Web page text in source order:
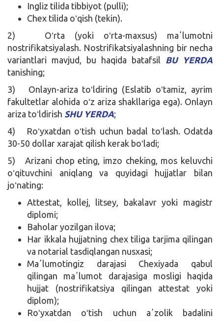
Ingliz tilida tibbiyot (pulli);
Chex tilida oʻqish (tekin).
2) Oʻrta (yoki oʻrta-maxsus) maʼlumotni
nostrifikatsiyalash. Nostrifikatsiyalashning bir necha
variantlari mavjud, bu haqida batafsil BU YERDA
tanishing;
3) Onlayn-ariza toʻldiring (Eslatib oʻtamiz, ayrim
fakultetlar alohida oʻz ariza shakllariga ega). Onlayn
ariza toʻldirish SHU YERDA;
4) Roʻyxatdan oʻtish uchun badal toʻlash. Odatda
30-50 dollar xarajat qilish kerak boʻladi;
5) Arizani chop eting, imzo cheking, mos keluvchi
oʻqituvchini aniqlang va quyidagi hujjatlar bilan
joʻnating:
Attestat, kollej, litsey, bakalavr yoki magistr
diplomi;
Baholar yozilgan ilova;
Har ikkala hujjatning chex tiliga tarjima qilingan
va notarial tasdiqlangan nusxasi;
Maʼlumotingiz darajasi Chexiyada qabul
qilingan maʼlumot darajasiga mosligi haqida
hujjat (nostrifikatsiya qilingan attestat yoki
diplom);
Roʻyxatdan oʻtish uchun aʼzolik badalini